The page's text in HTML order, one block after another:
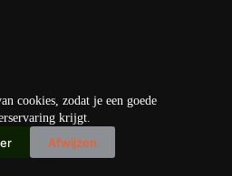
cookies, zodat je een goede
krijgt.
Afwijzen